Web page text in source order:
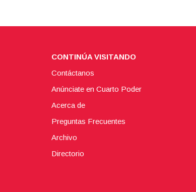
CONTINÚA VISITANDO
Contáctanos
Anúnciate en Cuarto Poder
Acerca de
Preguntas Frecuentes
Archivo
Directorio